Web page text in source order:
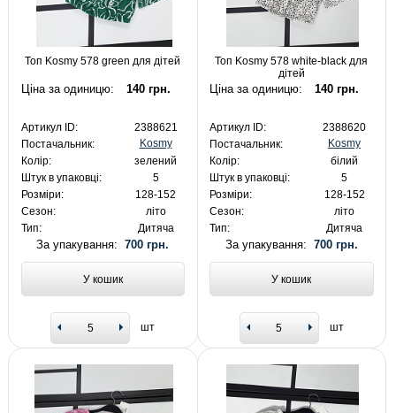
Топ Kosmy 578 green для дітей
Ціна за одиницю: 140 грн.
Артикул ID:
2388621
Постачальник:
Kosmy
Колір:
зелений
Штук в упаковці:
5
Розміри:
128-152
Сезон:
літо
Тип:
Дитяча
За упакування:700 грн.
У кошик
шт
Топ Kosmy 578 white-black для
дітей
Ціна за одиницю: 140 грн.
Артикул ID:
2388620
Постачальник:
Kosmy
Колір:
білий
Штук в упаковці:
5
Розміри:
128-152
Сезон:
літо
Тип:
Дитяча
За упакування: 700 грн.
У кошик
шт